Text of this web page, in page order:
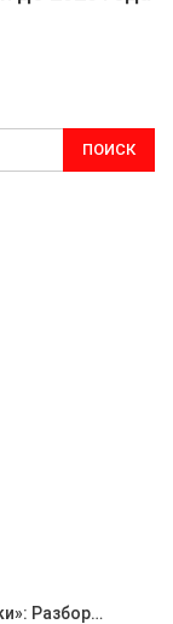
Разбор…